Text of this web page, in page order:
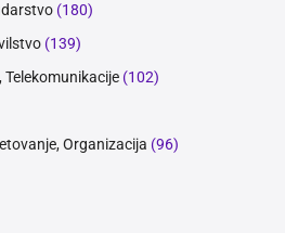
(180)
(139)
(102)
Organizacija (96)